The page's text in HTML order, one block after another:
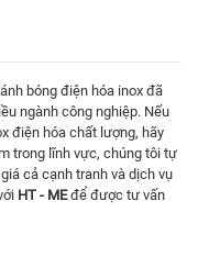
bóng điện hóa inox đã
ngành công nghiệp. Nếu
điện hóa chất lượng, hãy
trong lĩnh vực, chúng tôi tự
cả cạnh tranh và dịch vụ
HT - MEđể được tư vấn